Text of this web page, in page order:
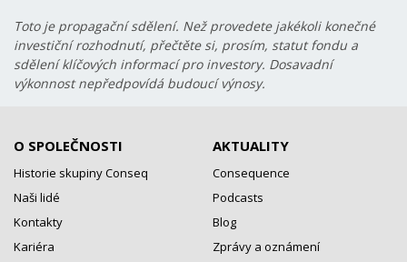
Toto je propagační sdělení. Než provedete jakékoli konečné
investiční rozhodnutí, přečtěte si, prosím, statut fondu a
sdělení klíčových informací pro investory. Dosavadní
výkonnost nepředpovídá budoucí výnosy.
O SPOLEČNOSTI
Historie skupiny Conseq
Naši lidé
Kontakty
Kariéra
AKTUALITY
Consequence
Podcasts
Blog
Zprávy a oznámení